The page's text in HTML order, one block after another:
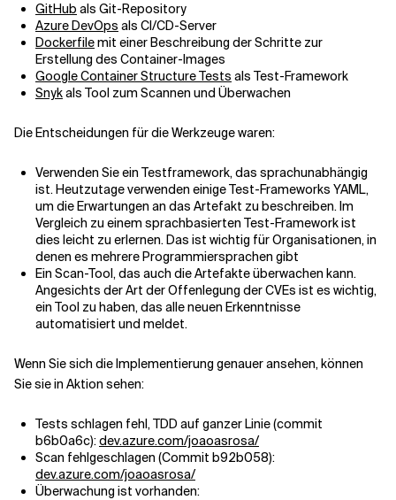
GitHub als Git-Repository
Azure DevOps als CI/CD-Server
Dockerfilemit einer Beschreibung der Schritte zur
Erstellung des Container-Images
Google Container Structure Tests als Test-Framework
Snykals Tool zum Scannen und Überwachen
Die Entscheidungen für die Werkzeuge waren:
Verwenden Sie ein Testframework, das sprachunabhängig
ist. Heutzutage verwenden einige Test-Frameworks YAML,
um die Erwartungen an das Artefakt zu beschreiben. Im
Vergleich zu einem sprachbasierten Test-Framework ist
dies leicht zu erlernen. Das ist wichtig für Organisationen, in
denen es mehrere Programmiersprachen gibt
Ein Scan-Tool, das auch die Artefakte überwachen kann.
Angesichts der Art der Offenlegung der CVEs ist es wichtig,
ein Tool zu haben, das alle neuen Erkenntnisse
automatisiert und meldet.
Wenn Sie sich die Implementierung genauer ansehen, können
Sie sie in Aktion sehen:
Tests schlagen fehl, TDD auf ganzer Linie (commit
b6b0a6c):dev.azure.com/joaoasrosa/
Scan fehlgeschlagen (Commit b92b058):
dev.azure.com/joaoasrosa/
Überwachung ist vorhanden: